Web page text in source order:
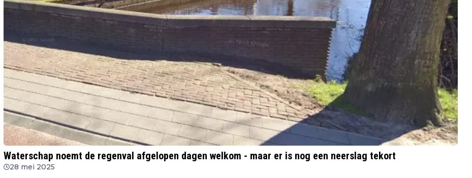
Waterschap noemt de regenval afgelopen dagen welkom - maar er is nog een neerslag tekort
28 mei 2025